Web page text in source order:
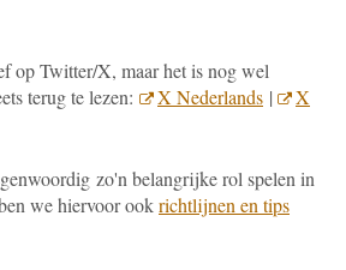
op Twitter/X, maar het is nog wel
terug te lezen:
X Nederlands |
X
zo'n belangrijke rol spelen in
we hiervoor ookrichtlijnen en tips